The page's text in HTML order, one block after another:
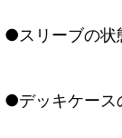
●スリーブの状
●デッキケース